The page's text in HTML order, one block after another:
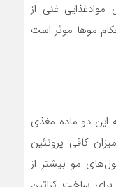
غنی از
مو‌ها موثر است
این دو ماده مغذی
کافی پروتئین
مو بیشتر از